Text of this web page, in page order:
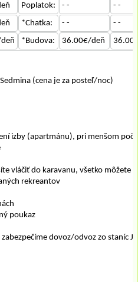
Poplatok: - -
- -
*Chatka: - -
- -
*Budova: 36.00€/deň
(cena je za posteľ/noc)
izby (apartmánu), pri menšom
vláčiť do karavanu, všetko môžete
rekreantov
poukaz
dovoz/odvoz zo staníc